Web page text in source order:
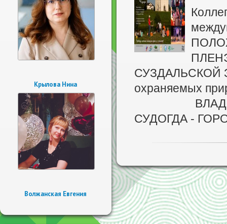
Крылова Нина
Волжанская Евгения
СУЗДАЛЬСКОЙ
охраняемых
ВЛАДИМИР
СУДОГДА -